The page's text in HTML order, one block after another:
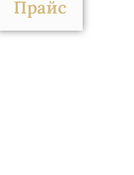
Прайс